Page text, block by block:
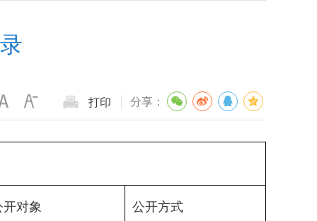
打印 分享：
开对象 公开方式